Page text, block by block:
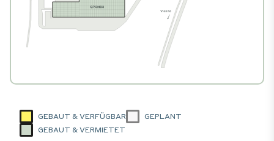
GEBAUT & VERFÜGBAR
GEPLANT
GEBAUT & VERMIETET